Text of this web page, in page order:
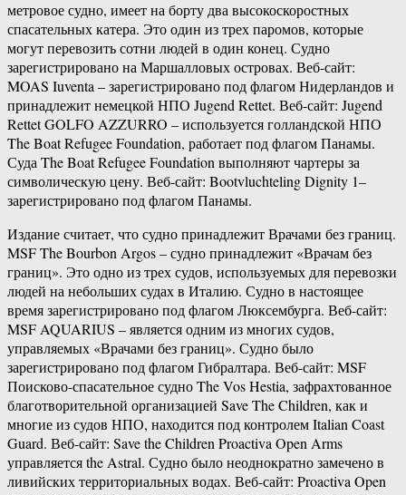
метровое судно, имеет на борту два высокоскоростных
спасательных катера. Это один из трех паромов, которые
могут перевозить сотни людей в один конец. Судно
зарегистрировано на Маршалловых островах. Веб-сайт:
MOAS Iuventa – зарегистрировано под флагом Нидерландов и
принадлежит немецкой НПО Jugend Rettet. Веб-сайт: Jugend
Rettet GOLFO AZZURRO – используется голландской НПО
The Boat Refugee Foundation, работает под флагом Панамы.
Суда The Boat Refugee Foundation выполняют чартеры за
символическую цену. Веб-сайт: Bootvluchteling Dignity 1–
зарегистрировано под флагом Панамы.
Издание считает, что судно принадлежит Врачами без границ.
MSF The Bourbon Argos – судно принадлежит «Врачам без
границ». Это одно из трех судов, используемых для перевозки
людей на небольших судах в Италию. Судно в настоящее
время зарегистрировано под флагом Люксембурга. Веб-сайт:
MSF AQUARIUS – является одним из многих судов,
управляемых «Врачами без границ». Судно было
зарегистрировано под флагом Гибралтара. Веб-сайт: MSF
Поисково-спасательное судно The Vos Hestia, зафрахтованное
благотворительной организацией Save The Children, как и
многие из судов НПО, находится под контролем Italian Coast
Guard. Веб-сайт: Save the Children Proactiva Open Arms
управляется the Astral. Судно было неоднократно замечено в
ливийских территориальных водах. Веб-сайт: Proactiva Open